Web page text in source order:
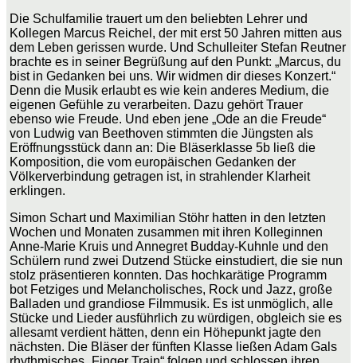
Die Schulfamilie trauert um den beliebten Lehrer und
Kollegen Marcus Reichel, der mit erst 50 Jahren mitten aus
dem Leben gerissen wurde. Und Schulleiter Stefan Reutner
brachte es in seiner Begrüßung auf den Punkt: „Marcus, du
bist in Gedanken bei uns. Wir widmen dir dieses Konzert.“
Denn die Musik erlaubt es wie kein anderes Medium, die
eigenen Gefühle zu verarbeiten. Dazu gehört Trauer
ebenso wie Freude. Und eben jene „Ode an die Freude“
von Ludwig van Beethoven stimmten die Jüngsten als
Eröffnungsstück dann an: Die Bläserklasse 5b ließ die
Komposition, die vom europäischen Gedanken der
Völkerverbindung getragen ist, in strahlender Klarheit
erklingen.
Simon Schart und Maximilian Stöhr hatten in den letzten
Wochen und Monaten zusammen mit ihren Kolleginnen
Anne-Marie Kruis und Annegret Budday-Kuhnle und den
Schülern rund zwei Dutzend Stücke einstudiert, die sie nun
stolz präsentieren konnten. Das hochkarätige Programm
bot Fetziges und Melancholisches, Rock und Jazz, große
Balladen und grandiose Filmmusik. Es ist unmöglich, alle
Stücke und Lieder ausführlich zu würdigen, obgleich sie es
allesamt verdient hätten, denn ein Höhepunkt jagte den
nächsten. Die Bläser der fünften Klasse ließen Adam Gals